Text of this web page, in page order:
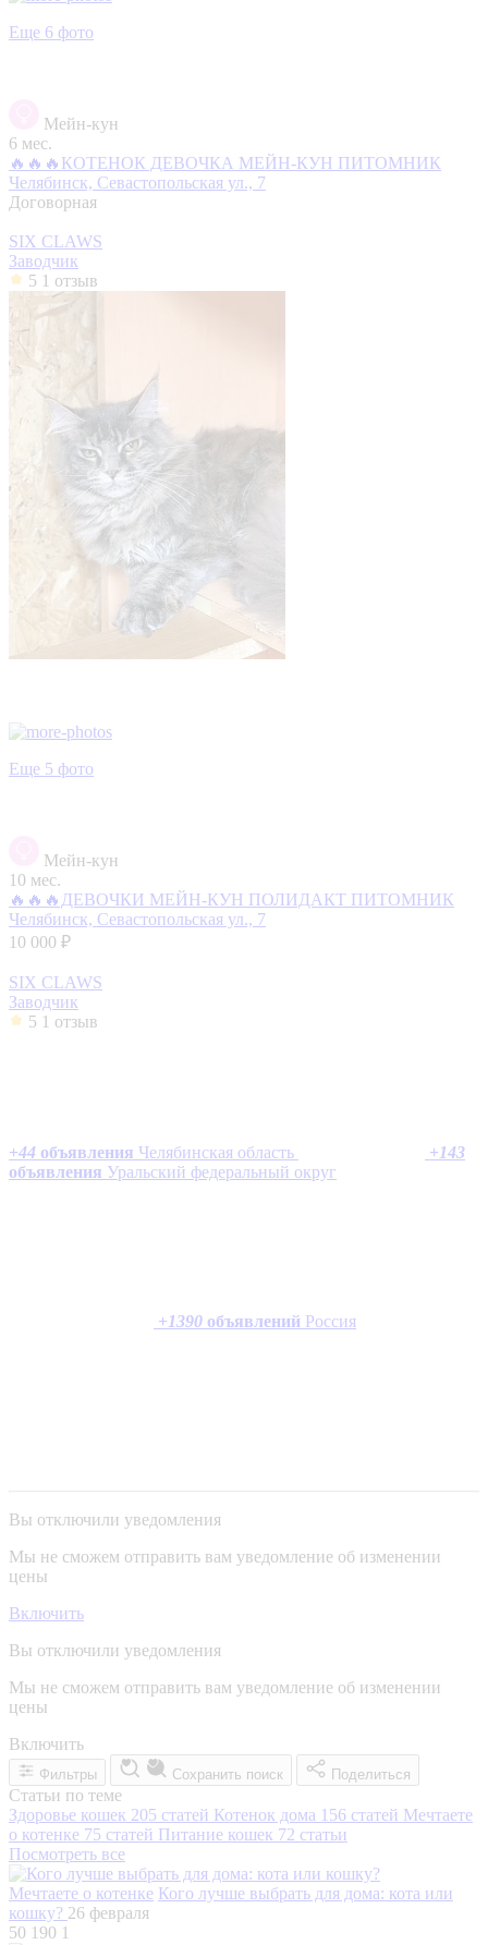
Еще 6 фото
Мейн-кун
6 мес.
🔥🔥🔥КОТЕНОК ДЕВОЧКА МЕЙН-КУН ПИТОМНИК
Челябинск, Севастопольская ул., 7
Договорная
SIX CLAWS
Заводчик
5 1 отзыв
Еще 5 фото
Мейн-кун
10 мес.
🔥🔥🔥ДЕВОЧКИ МЕЙН-КУН ПОЛИДАКТ ПИТОМНИК
Челябинск, Севастопольская ул., 7
10 000 ₽
SIX CLAWS
Заводчик
5 1 отзыв
+44 объявления Челябинская область +143
объявления Уральский федеральный округ
+1390 объявлений Россия
Вы отключили уведомления
Мы не сможем отправить вам уведомление об изменении
цены
Включить
Вы отключили уведомления
Мы не сможем отправить вам уведомление об изменении
цены
Включить
Фильтры Сохранить поиск Поделиться
Статьи по теме
Здоровье кошек 205 статей Котенок дома 156 статей Мечтаете
о котенке 75 статей Питание кошек 72 статьи
Посмотреть все
Мечтаете о котенке Кого лучше выбрать для дома: кота или
кошку? 26 февраля
50 190 1